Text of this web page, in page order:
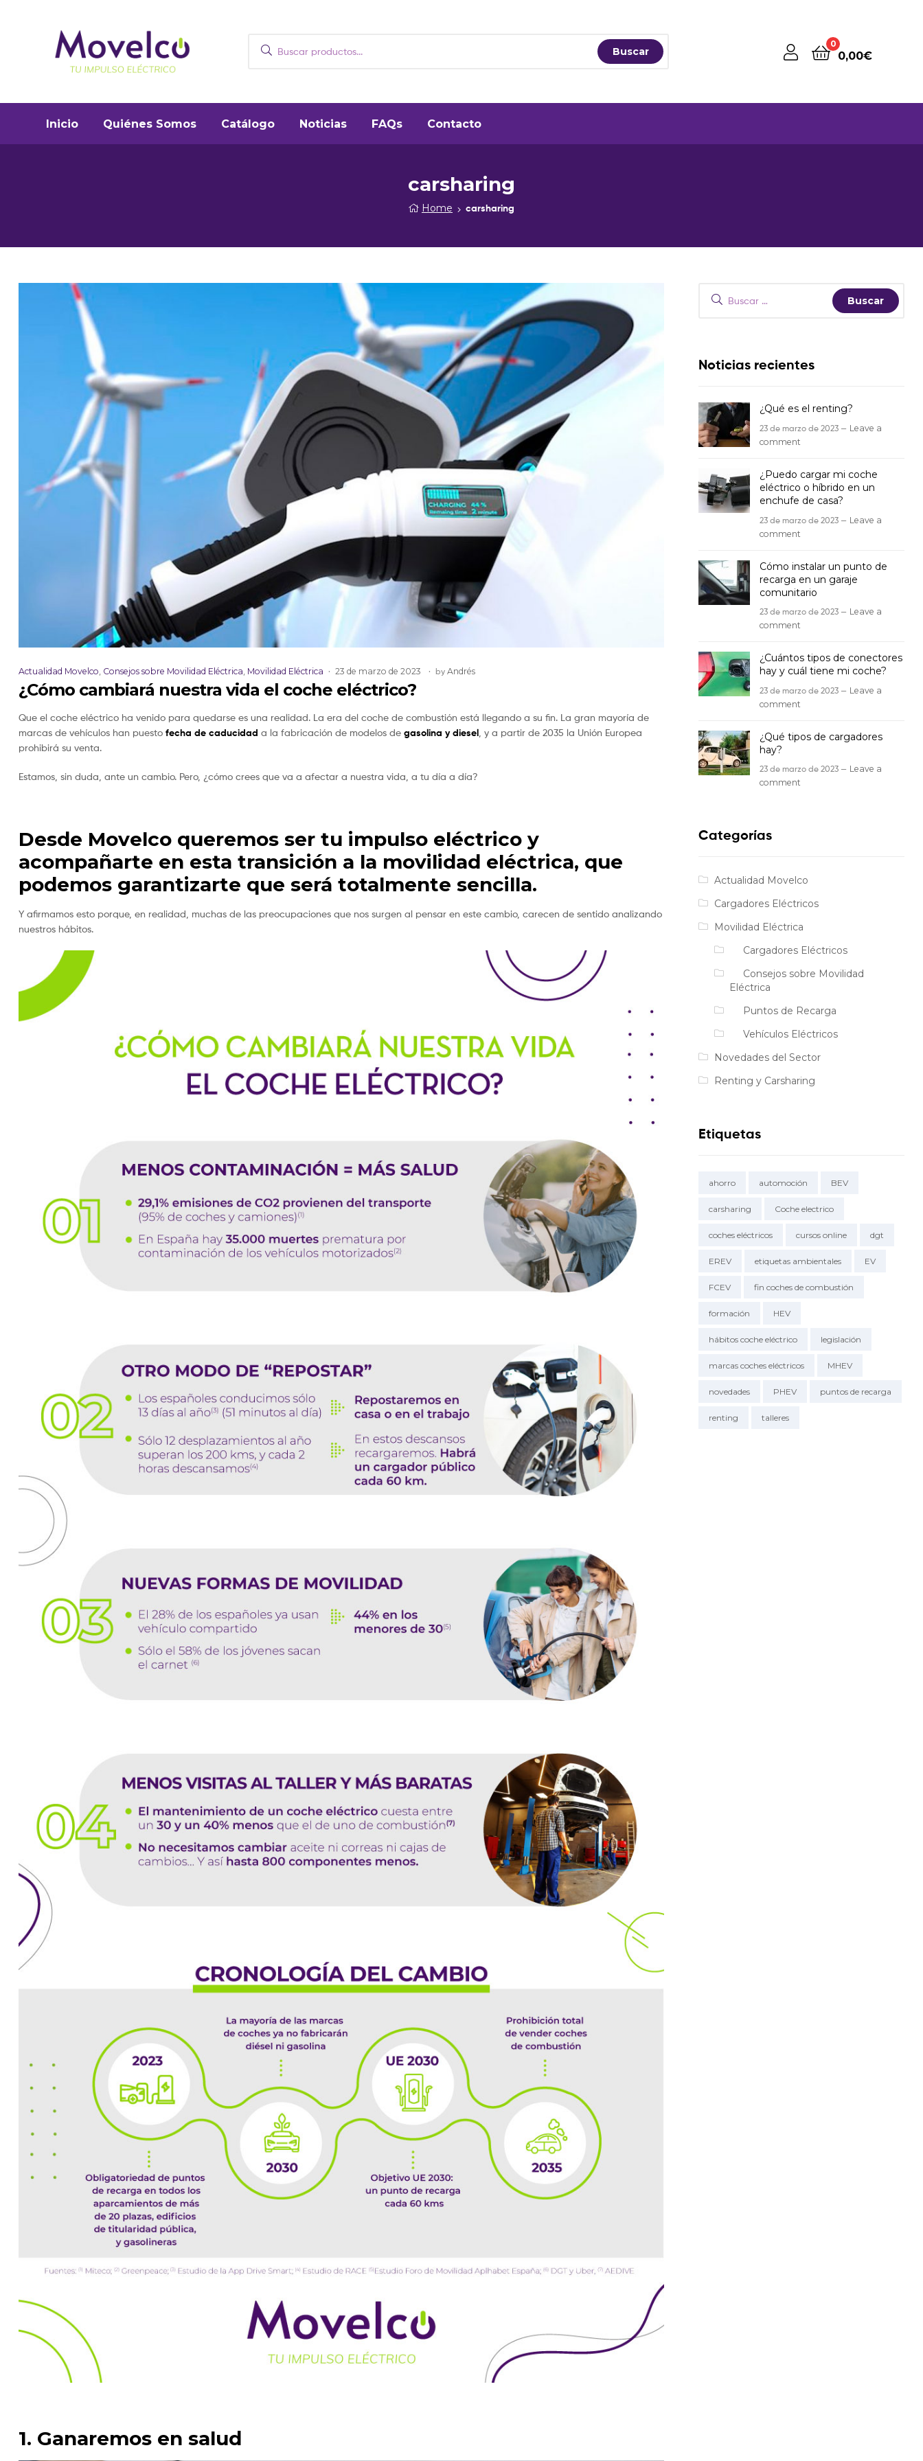
de
Buscar
0
0,00€
Inicio Quiénes Somos Catálogo Noticias FAQs Contacto
carsharing
Home carsharing
Actualidad Movelco Consejos sobre Movilidad Eléctrica Movilidad Eléctrica 23 de marzo de 2023 by Andrés
¿Cómo cambiará nuestra vida el coche eléctrico?
Que el coche eléctrico ha venido para quedarse es una realidad. La era del coche de combustión está llegando a su fin. La gran mayoría de
marcas de vehículos han puesto fecha de caducidad a la fabricación de modelos de gasolina y diesel , y a partir de 2035 la Unión Europea
prohibirá su venta.
Estamos, sin duda, ante un cambio. Pero, ¿cómo crees que va a afectar a nuestra vida, a tu día a día?
Desde Movelco queremos ser tu impulso eléctrico y
acompañarte en esta transición a la movilidad eléctrica, que
podemos garantizarte que será totalmente sencilla.
Y afirmamos esto porque, en realidad, muchas de las preocupaciones que nos surgen al pensar en este cambio, carecen de sentido analizando
nuestros hábitos.
1. Ganaremos en salud
Noticias recientes
¿Qué es el renting?
23 de marzo de 2023 — Leave a
comment
¿Puedo cargar mi coche
eléctrico o híbrido en un
enchufe de casa?
23 de marzo de 2023 — Leave a
comment
Cómo instalar un punto de
recarga en un garaje
comunitario
23 de marzo de 2023 — Leave a
comment
¿Cuántos tipos de conectores
hay y cuál tiene mi coche?
23 de marzo de 2023 — Leave a
comment
¿Qué tipos de cargadores
hay?
23 de marzo de 2023 — Leave a
comment
Categorías
Actualidad Movelco
Cargadores Eléctricos
Movilidad Eléctrica
Cargadores Eléctricos
Consejos sobre Movilidad
Eléctrica
Puntos de Recarga
Vehículos Eléctricos
Novedades del Sector
Renting y Carsharing
Etiquetas
ahorro automoción BEV
carsharing Coche electrico
coches eléctricos cursos online dgt
EREV etiquetas ambientales EV
FCEV fin coches de combustión
formación HEV
hábitos coche eléctrico legislación
marcas coches eléctricos MHEV
novedades PHEV puntos de recarga
renting talleres